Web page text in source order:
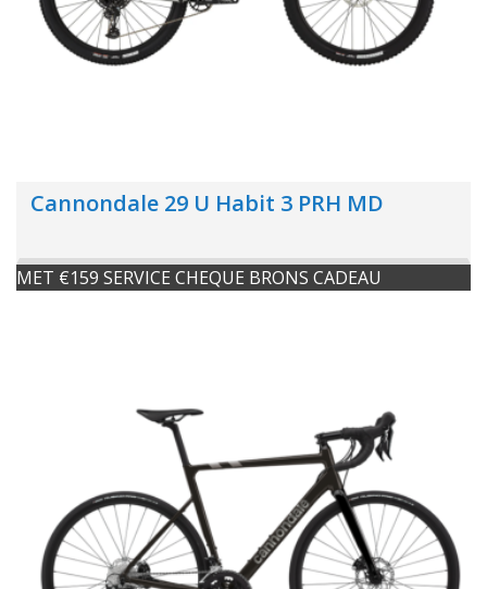
Cannondale 29 U Habit 3 PRH MD
MET €159 SERVICE CHEQUE BRONS CADEAU